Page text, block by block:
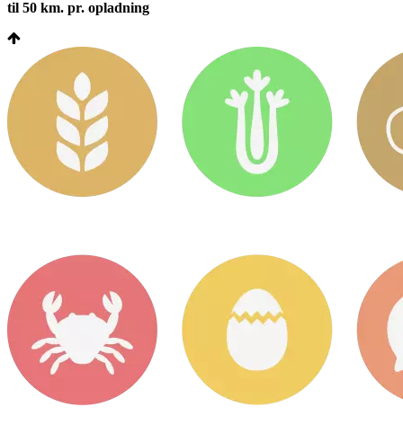
til 50 km. pr. opladning